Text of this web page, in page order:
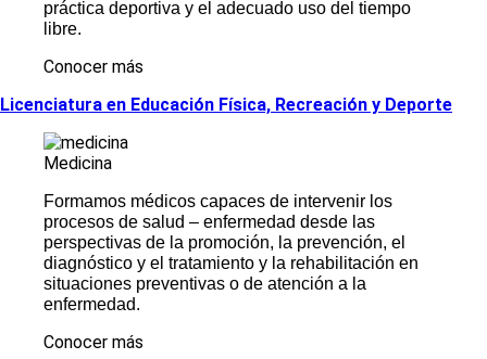
práctica deportiva y el adecuado uso del tiempo
libre.
Conocer más
Licenciatura en Educación Física, Recreación y Deporte
Medicina
Formamos médicos capaces de intervenir los
procesos de salud – enfermedad desde las
perspectivas de la promoción, la prevención, el
diagnóstico y el tratamiento y la rehabilitación en
situaciones preventivas o de atención a la
enfermedad.
Conocer más